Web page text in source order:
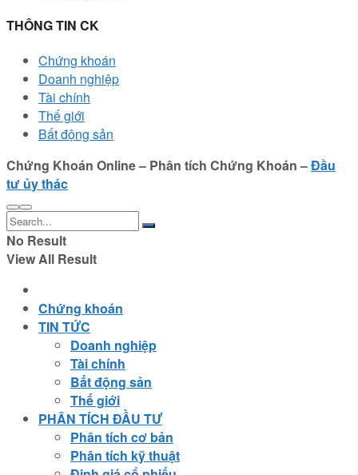
THÔNG TIN CK
Chứng khoán
Doanh nghiệp
Tài chính
Thế giới
Bất động sản
Chứng Khoán Online – Phân tích Chứng Khoán –Đầu
tư ủy thác
No Result
View All Result
Chứng khoán
TIN TỨC
Doanh nghiệp
Tài chính
Bất động sản
Thế giới
PHÂN TÍCH ĐẦU TƯ
Phân tích cơ bản
Phân tích kỹ thuật